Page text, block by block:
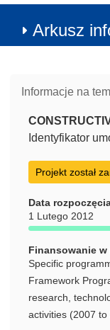
Arkusz
Informacje na
Identyfikator
Projekt został
Data
1 Lutego 2012
Finansowanie w
Specific
Framework
research,
activities (2007 to